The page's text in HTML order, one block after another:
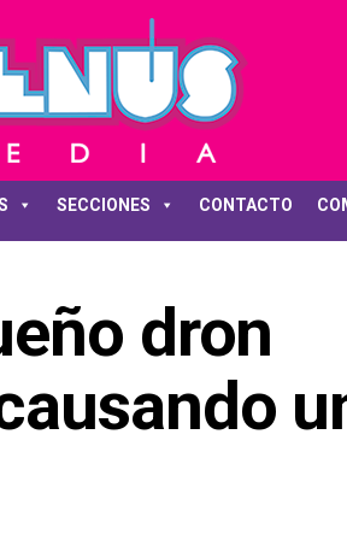
SECCIONES CONTACTO
dron